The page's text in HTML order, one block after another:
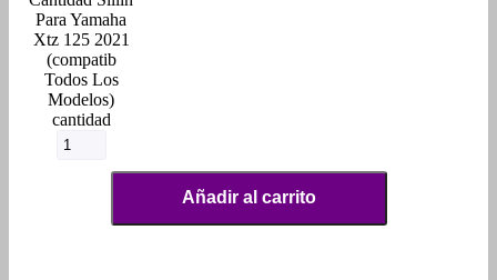
Para Yamaha
Xtz 125 2021
(compatib
Todos Los
Modelos)
cantidad
Añadir al carrito